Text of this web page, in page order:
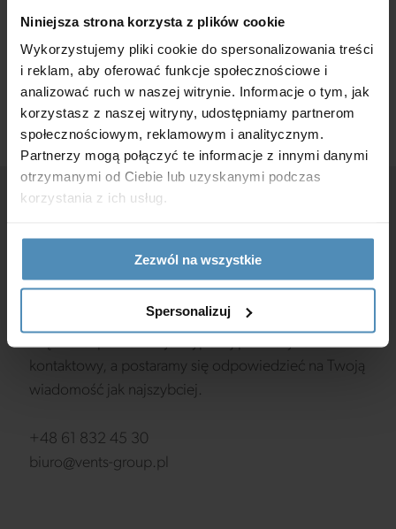
Niniejsza strona korzysta z plików cookie
Wykorzystujemy pliki cookie do spersonalizowania treści
i reklam, aby oferować funkcje społecznościowe i
analizować ruch w naszej witrynie. Informacje o tym, jak
korzystasz z naszej witryny, udostępniamy partnerom
społecznościowym, reklamowym i analitycznym.
Partnerzy mogą połączyć te informacje z innymi danymi
otrzymanymi od Ciebie lub uzyskanymi podczas
korzystania z ich usług.
Zezwól na wszystkie
Spersonalizuj
Wróc do listy
Masz pytania?
Jeśli masz jakiekolwiek pytania, uwagi lub sugestie,
chętnie Ci pomożemy. Wypełnij poniższy formularz
kontaktowy, a postaramy się odpowiedzieć na Twoją
wiadomość jak najszybciej.
+48 61 832 45 30
biuro@vents-group.pl